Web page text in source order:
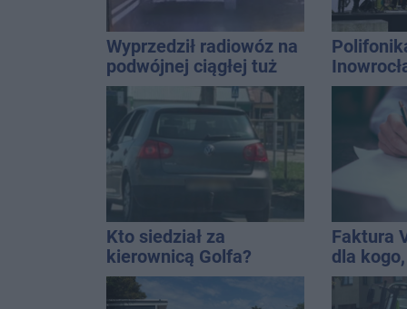
Wyprzedził radiowóz na
podwójnej ciągłej tuż
przed pasami
hołd dla
Kto siedział za
kierownicą Golfa?
Kierowca zbiegł po
kolizji
Faktura
dla